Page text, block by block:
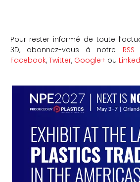
Pour rester informé de toute
3D, abonnez-vous à notre RSS
Facebook, Twitter, Google+ ou